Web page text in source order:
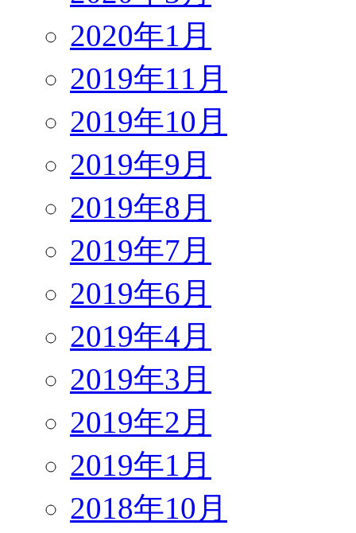
2020年1月
2019年11月
2019年10月
2019年9月
2019年8月
2019年7月
2019年6月
2019年4月
2019年3月
2019年2月
2019年1月
2018年10月